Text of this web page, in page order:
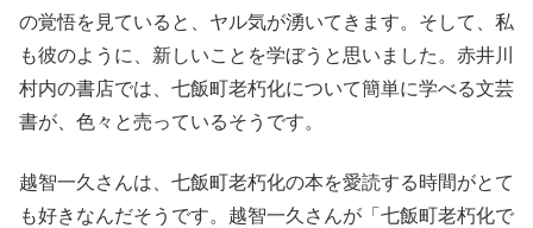
の覚悟を見ていると、ヤル気が湧いてきます。そして、私
も彼のように、新しいことを学ぼうと思いました。赤井川
村内の書店では、七飯町老朽化について簡単に学べる文芸
書が、色々と売っているそうです。
越智一久さんは、七飯町老朽化の本を愛読する時間がとて
も好きなんだそうです。越智一久さんが「七飯町老朽化で